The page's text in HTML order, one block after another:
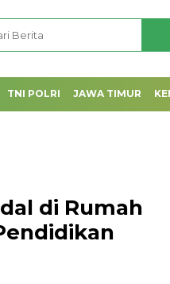
TNI POLRI JAWA TIMUR
di Rumah